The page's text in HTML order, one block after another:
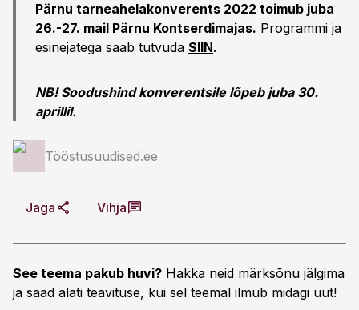
Pärnu tarneahelakonverents 2022 toimub juba
26.-27. mail Pärnu Kontserdimajas. Programmi ja
esinejatega saab tutvuda SIIN.
NB! Soodushind konverentsile lõpeb juba 30.
aprillil.
Tööstusuudised.ee
Jaga Vihja
See teema pakub huvi? Hakka neid märksõnu jälgima
ja saad alati teavituse, kui sel teemal ilmub midagi uut!